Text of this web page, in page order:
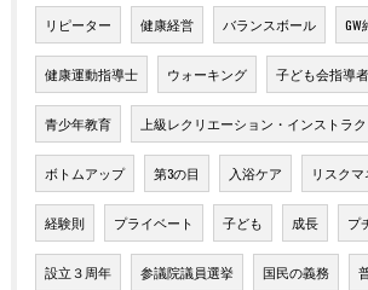
リピーター 健康経営 バランスボール GW
健康運動指導士 ウォーキング 子ども会指導者
青少年教育 上級レクリエーション・インストラ
ボトムアップ 第3の目 入浴ケア リスク
経験則 プライベート 子ども 成長 プ
設立３周年 参議院議員選挙 国民の義務